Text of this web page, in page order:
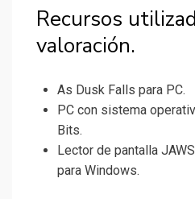
Recursos
valoración.
As Dusk Falls para PC.
PC con sistema
Bits.
Lector de pantalla
para Windows.